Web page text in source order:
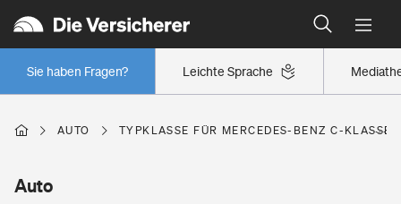
Leichte Sprache
Sie haben Fragen?
Wer versichert was: Jetzt Versicherer finden
Regionalklassen: So ist Ihre Region eingestuft
Wer versichert was: Jetzt Versicherer finden
AUTO TYPKLASSE FÜR MERCEDES-BENZ C-
Auto